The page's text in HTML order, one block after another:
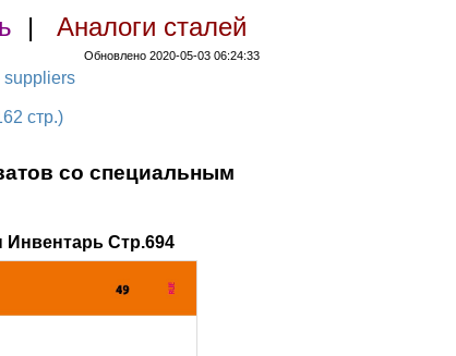
| Аналоги сталей
Обновлено 2020-05-03 06:24:33
suppliers
стр.)
со специальным
Инвентарь Стр.694